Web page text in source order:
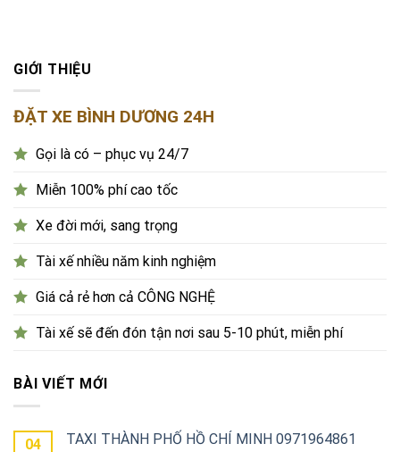
GIỚI THIỆU
ĐẶT XE BÌNH DƯƠNG 24H
Gọi là có – phục vụ 24/7
Miễn 100% phí cao tốc
Xe đời mới, sang trọng
Tài xế nhiều năm kinh nghiệm
Giá cả rẻ hơn cả CÔNG NGHỆ
Tài xế sẽ đến đón tận nơi sau 5-10 phút, miễn phí
BÀI VIẾT MỚI
04 TAXI THÀNH PHỐ HỒ CHÍ MINH 0971964861